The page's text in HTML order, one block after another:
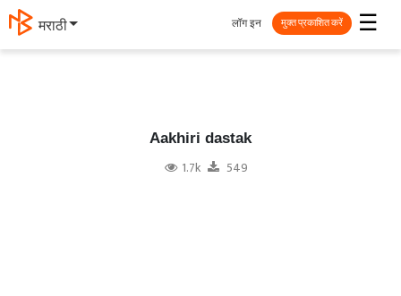
मराठी ☰
लॉग इन मुक्त प्रकाशित करें
Aakhiri dastak
1.7k 549